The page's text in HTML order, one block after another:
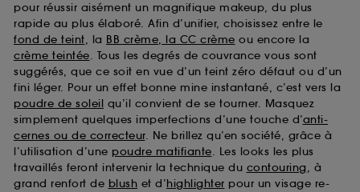
pour réussir aisément un magnifique makeup, du plus
rapide au plus élaboré. Afin d’unifier, choisissez entre le
fond de teint, la BB crème, la CC crème ou encore la
crème teintée. Tous les degrés de couvrance vous sont
suggérés, que ce soit en vue d’un teint zéro défaut ou d’un
fini léger. Pour un effet bonne mine instantané, c’est vers la
poudre de soleil qu’il convient de se tourner. Masquez
simplement quelques imperfections d’une touche d’anti-
cernes ou de correcteur. Ne brillez qu’en société, grâce à
l’utilisation d’une poudre matifiante. Les looks les plus
travaillés feront intervenir la technique du contouring, à
grand renfort de blush et d’highlighter pour un visage re-